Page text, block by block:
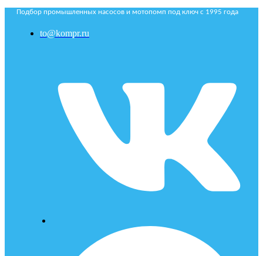
Подбор промышленных насосов и мотопомп под ключ с 1995 года
to@kompr.ru